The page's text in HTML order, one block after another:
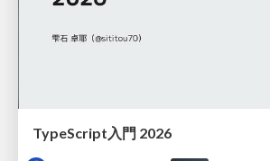
TypeScript入門 2026